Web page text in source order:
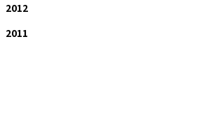
2012
2011